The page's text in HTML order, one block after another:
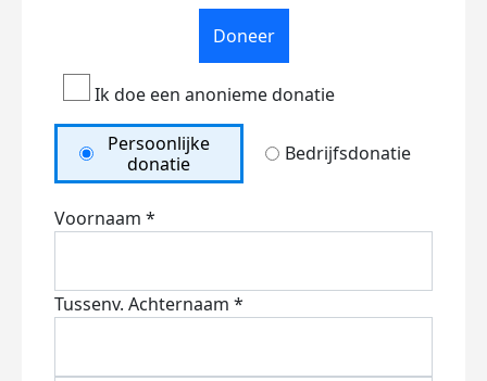
Doneer
Ik doe een anonieme donatie
Persoonlijke
donatie
Bedrijfsdonatie
Voornaam *
Tussenv. Achternaam *